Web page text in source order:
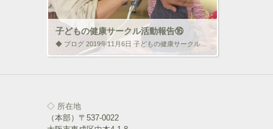
子どもの健康サークル活動報告⑯
う！ アイコンをクリック!!
ク
リ
ッ
a
c
◇ 所在地
（本部）〒537-0022